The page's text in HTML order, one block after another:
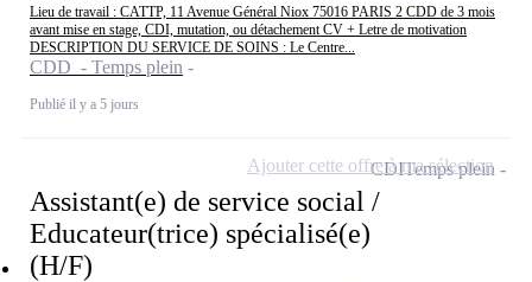
Lieu de travail : CATTP, 11 Avenue Général Niox 75016 PARIS 2 CDD de 3 mois
avant mise en stage, CDI, mutation, ou détachement CV + Letre de motivation
DESCRIPTION DU SERVICE DE SOINS : Le Centre...
CDD - Temps plein
Publié il y a 5 jours
Assistant(e) de service social /
Educateur(trice) spécialisé(e)
(H/F)
CDITemps plein
Ajouter cette offre à ma sélection